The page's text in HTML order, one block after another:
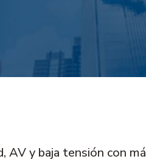
AV y baja tensión con